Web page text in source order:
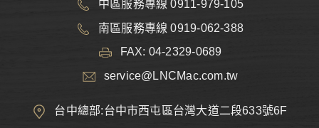
中區服務專線 0911-979-105
南區服務專線 0919-062-388
FAX: 04-2329-0689
service@LNCMac.com.tw
台中總部:台中市西屯區台灣大道二段633號6F